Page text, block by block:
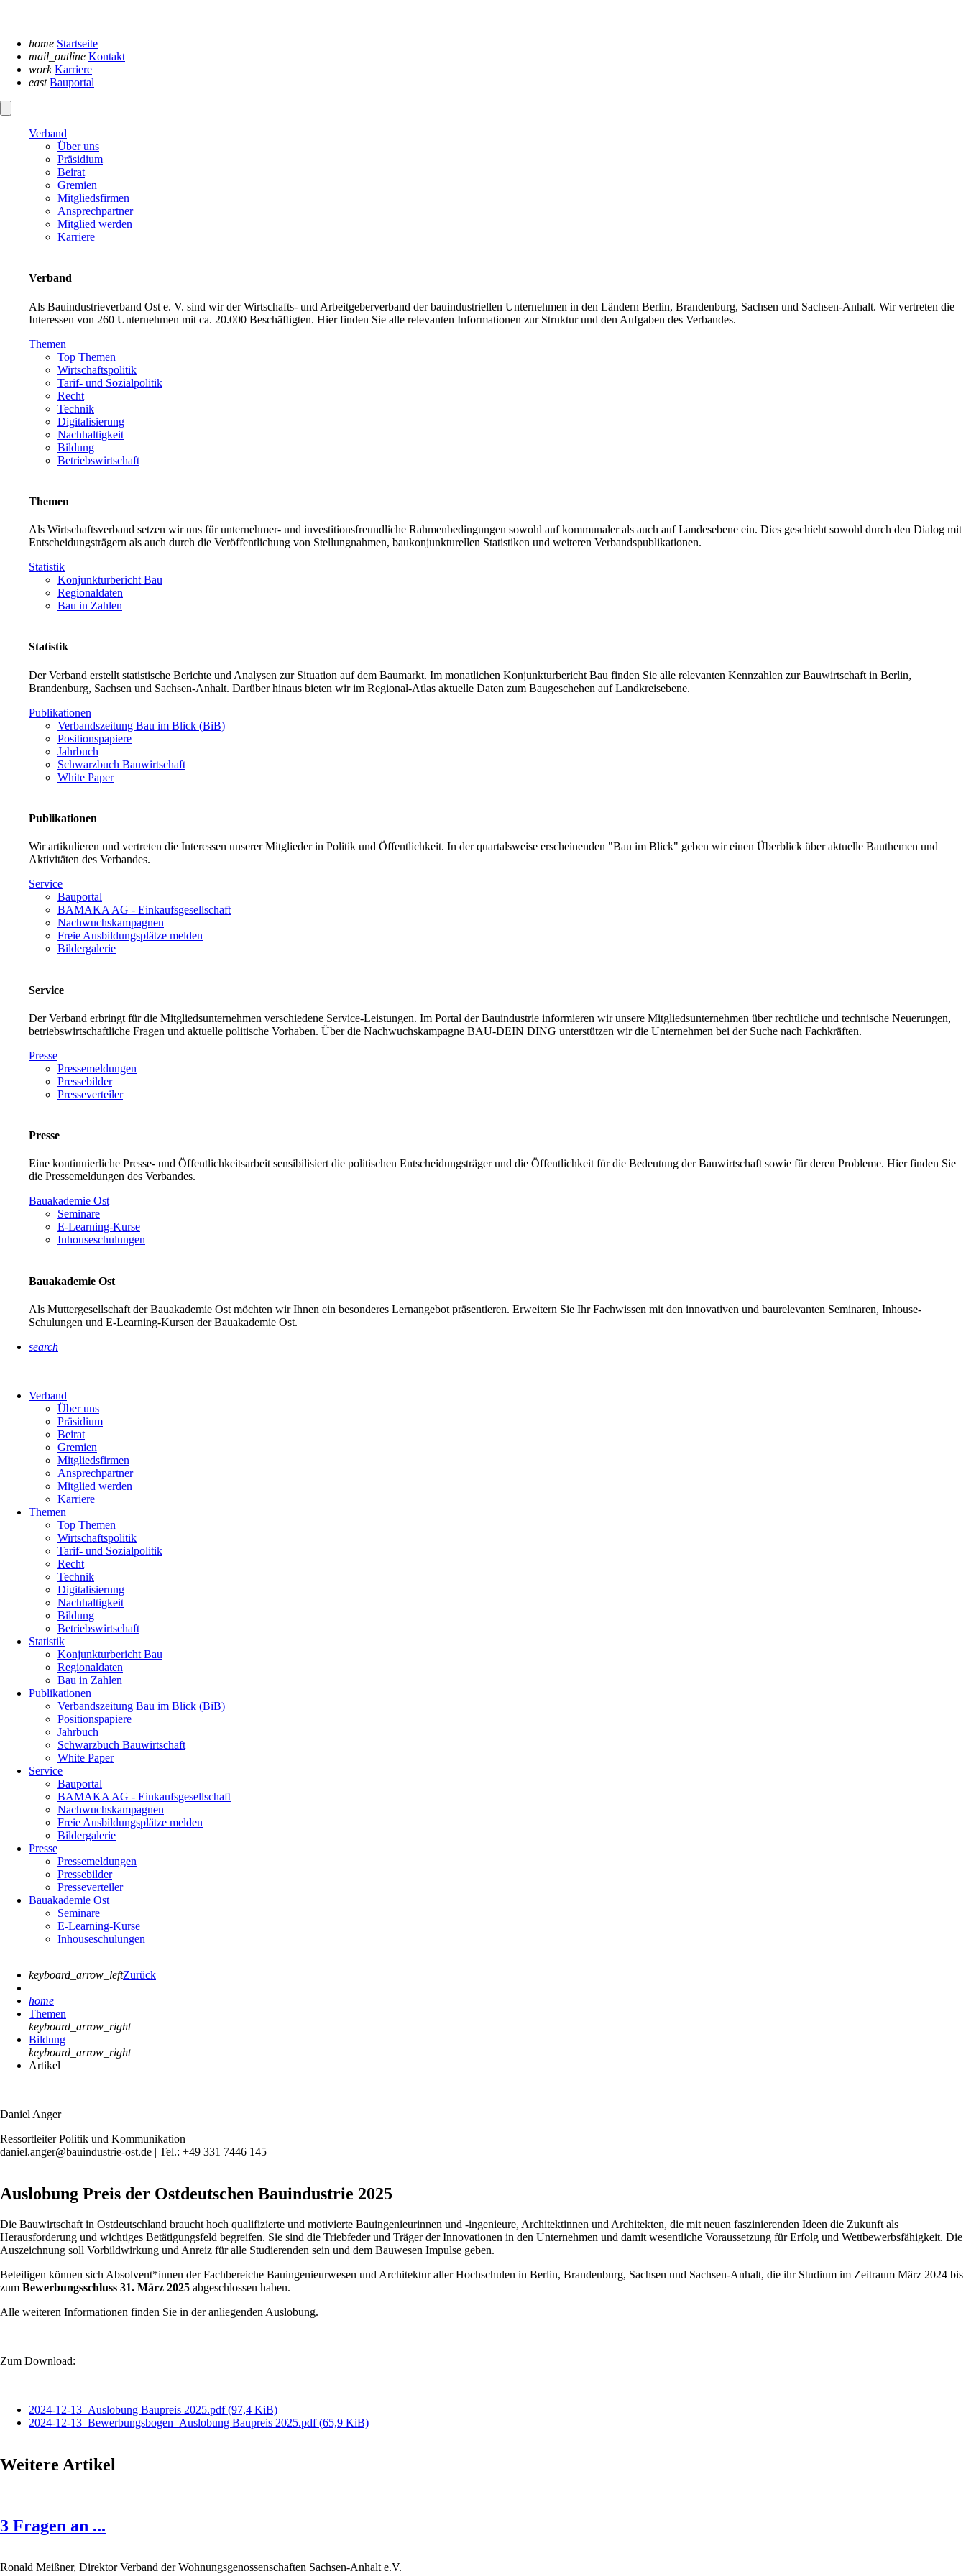
home Startseite
mail_outline Kontakt
work Karriere
east Bauportal
Verband
Über uns
Präsidium
Beirat
Gremien
Mitgliedsfirmen
Ansprechpartner
Mitglied werden
Karriere
Verband
Als Bauindustrieverband Ost e. V. sind wir der Wirtschafts- und Arbeitgeberverband der bauindustriellen Unternehmen in den Ländern Berlin, Brandenburg, Sachsen und Sachsen-Anhalt. Wir vertreten die
Interessen von 260 Unternehmen mit ca. 20.000 Beschäftigten. Hier finden Sie alle relevanten Informationen zur Struktur und den Aufgaben des Verbandes.
Themen
Top Themen
Wirtschaftspolitik
Tarif- und Sozialpolitik
Recht
Technik
Digitalisierung
Nachhaltigkeit
Bildung
Betriebswirtschaft
Themen
Als Wirtschaftsverband setzen wir uns für unternehmer- und investitionsfreundliche Rahmenbedingungen sowohl auf kommunaler als auch auf Landesebene ein. Dies geschieht sowohl durch den Dialog mit
Entscheidungsträgern als auch durch die Veröffentlichung von Stellungnahmen, baukonjunkturellen Statistiken und weiteren Verbandspublikationen.
Statistik
Konjunkturbericht Bau
Regionaldaten
Bau in Zahlen
Statistik
Der Verband erstellt statistische Berichte und Analysen zur Situation auf dem Baumarkt. Im monatlichen Konjunkturbericht Bau finden Sie alle relevanten Kennzahlen zur Bauwirtschaft in Berlin,
Brandenburg, Sachsen und Sachsen-Anhalt. Darüber hinaus bieten wir im Regional-Atlas aktuelle Daten zum Baugeschehen auf Landkreisebene.
Publikationen
Verbandszeitung Bau im Blick (BiB)
Positionspapiere
Jahrbuch
Schwarzbuch Bauwirtschaft
White Paper
Publikationen
Wir artikulieren und vertreten die Interessen unserer Mitglieder in Politik und Öffentlichkeit. In der quartalsweise erscheinenden "Bau im Blick" geben wir einen Überblick über aktuelle Bauthemen und
Aktivitäten des Verbandes.
Service
Bauportal
BAMAKA AG - Einkaufsgesellschaft
Nachwuchskampagnen
Freie Ausbildungsplätze melden
Bildergalerie
Service
Der Verband erbringt für die Mitgliedsunternehmen verschiedene Service-Leistungen. Im Portal der Bauindustrie informieren wir unsere Mitgliedsunternehmen über rechtliche und technische Neuerungen,
betriebswirtschaftliche Fragen und aktuelle politische Vorhaben. Über die Nachwuchskampagne BAU-DEIN DING unterstützen wir die Unternehmen bei der Suche nach Fachkräften.
Presse
Pressemeldungen
Pressebilder
Presseverteiler
Presse
Eine kontinuierliche Presse- und Öffentlichkeitsarbeit sensibilisiert die politischen Entscheidungsträger und die Öffentlichkeit für die Bedeutung der Bauwirtschaft sowie für deren Probleme. Hier finden Sie
die Pressemeldungen des Verbandes.
Bauakademie Ost
Seminare
E-Learning-Kurse
Inhouseschulungen
Bauakademie Ost
Als Muttergesellschaft der Bauakademie Ost möchten wir Ihnen ein besonderes Lernangebot präsentieren. Erweitern Sie Ihr Fachwissen mit den innovativen und baurelevanten Seminaren, Inhouse-
Schulungen und E-Learning-Kursen der Bauakademie Ost.
search
Verband
Über uns
Präsidium
Beirat
Gremien
Mitgliedsfirmen
Ansprechpartner
Mitglied werden
Karriere
Themen
Top Themen
Wirtschaftspolitik
Tarif- und Sozialpolitik
Recht
Technik
Digitalisierung
Nachhaltigkeit
Bildung
Betriebswirtschaft
Statistik
Konjunkturbericht Bau
Regionaldaten
Bau in Zahlen
Publikationen
Verbandszeitung Bau im Blick (BiB)
Positionspapiere
Jahrbuch
Schwarzbuch Bauwirtschaft
White Paper
Service
Bauportal
BAMAKA AG - Einkaufsgesellschaft
Nachwuchskampagnen
Freie Ausbildungsplätze melden
Bildergalerie
Presse
Pressemeldungen
Pressebilder
Presseverteiler
Bauakademie Ost
Seminare
E-Learning-Kurse
Inhouseschulungen
keyboard_arrow_leftZurück
home
Themen
keyboard_arrow_right
Bildung
keyboard_arrow_right
Artikel
Daniel Anger
Ressortleiter Politik und Kommunikation
daniel.anger@bauindustrie-ost.de | Tel.: +49 331 7446 145
Auslobung Preis der Ostdeutschen Bauindustrie 2025
Die Bauwirtschaft in Ostdeutschland braucht hoch qualifizierte und motivierte Bauingenieurinnen und -ingenieure, Architektinnen und Architekten, die mit neuen faszinierenden Ideen die Zukunft als
Herausforderung und wichtiges Betätigungsfeld begreifen. Sie sind die Triebfeder und Träger der Innovationen in den Unternehmen und damit wesentliche Voraussetzung für Erfolg und Wettbewerbsfähigkeit. Die
Auszeichnung soll Vorbildwirkung und Anreiz für alle Studierenden sein und dem Bauwesen Impulse geben.
Beteiligen können sich Absolvent*innen der Fachbereiche Bauingenieurwesen und Architektur aller Hochschulen in Berlin, Brandenburg, Sachsen und Sachsen-Anhalt, die ihr Studium im Zeitraum März 2024 bis
zum Bewerbungsschluss 31. März 2025 abgeschlossen haben.
Alle weiteren Informationen finden Sie in der anliegenden Auslobung.
Zum Download:
2024-12-13_Auslobung Baupreis 2025.pdf(97,4 KiB)
2024-12-13_Bewerbungsbogen_Auslobung Baupreis 2025.pdf(65,9 KiB)
Weitere Artikel
3 Fragen an ...
Ronald Meißner, Direktor Verband der Wohnungsgenossenschaften Sachsen-Anhalt e.V.